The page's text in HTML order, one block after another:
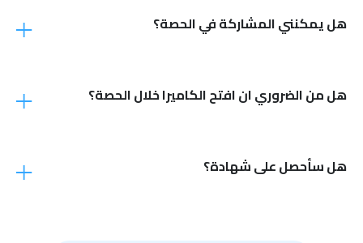
هل يمكنني المشاركة في الحصة؟
هل من الضروري ان افتح الكاميرا خلال الحصة؟
هل سأحصل على شهادة؟